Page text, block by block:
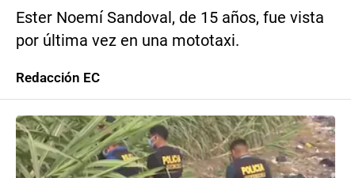
Ester Noemí Sandoval, de 15 años, fue vista
por última vez en una mototaxi.
Redacción EC